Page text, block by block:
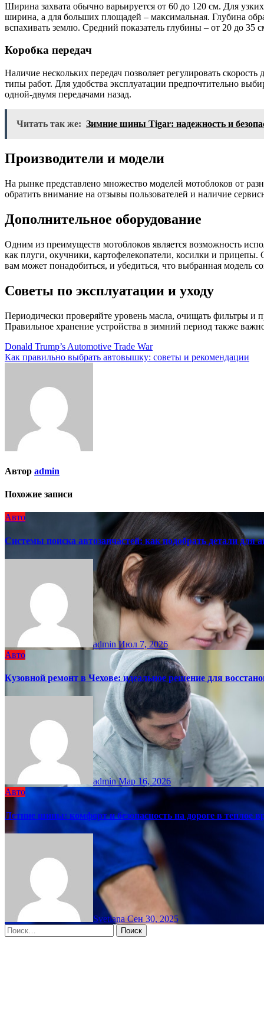
Ширина захвата обычно варьируется от 60 до 120 см. Для
ширина, а для больших площадей – максимальная. Глубина
вспахивать землю. Средний показатель глубины – от 20 до 35
Коробка передач
Наличие нескольких передач позволяет регулировать
типы работ. Для удобства эксплуатации предпочтительно
одной-двумя передачами назад.
Читать так же: Зимние шины Tigar: надежность и
Производители и модели
На рынке представлено множество моделей мотоблоков от
обратить внимание на отзывы пользователей и наличие
Дополнительное оборудование
Одним из преимуществ мотоблоков является возможность
как плуги, окучники, картофелекопатели, косилки и прицепы.
вам может понадобиться, и убедиться, что выбранная модель
Советы по эксплуатации и уходу
Периодически проверяйте уровень масла, очищать фильтры и
Правильное хранение устройства в зимний период также
Навигация
по
Donald Trump’s Automotive Trade War
Как правильно выбрать автовышку: советы и рекомендации
Автор admin
Похожие записи
Авто
Системы поиска автозапчастей: как подобрать детали
admin Июл 7, 2026
Авто
Кузовной ремонт в Чехове: идеальное решение для
adminМар 16, 2026
Авто
Летние шины: комфорт и безопасность на дороге в теплое
SvetlanaСен 30, 2025
Найти: